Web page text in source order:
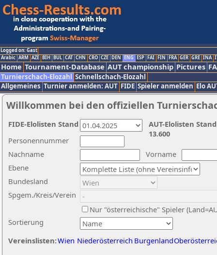
Logged on: Gast
Arabic ARM AZE BIH BUL CAT CHN CRO CZE DEN ENG ESP FAI FIN FRA GER GRE INA
Home Tournament-Database AUT championship Pictures
Turnierschach-Elozahl Schnellschach-Elozahl
Allgemeines Turnier anmelden: AUT FIDE Spieler anmelden Elo
Willkommen bei den offiziellen
Nachname
Vorname
Ebene
Sortierung
Personennummer
Bundesland
Spgem./Kreis/Verein
Nur "österreichische" Spieler
Vereinslisten:Wien Niederösterreich Burgenland
AUT-Elolisten
13.600
FIDE-Elolisten Stand